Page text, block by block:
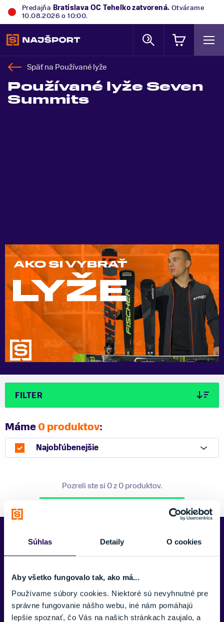
Súhlas Detaily O cookies
Aby všetko fungovalo tak, ako má...
Používame súbory cookies. Niektoré sú nevyhnutné pre
správne fungovanie nášho webu, iné nám pomáhajú
lepšie spoznať, čo Vás na našich stránkach zaujalo, a
Predajňa Bratislava OC Tehelkozatvorená. Otvárame
10.08.2026 o 10:00.
Späť na Používané lyže
Používané lyže Seven
Summits
FILTER
Máme0 produktov:
Najobľúbenejšie
Pozreli ste si 0 z 0 produktov.
Predajne Najšport